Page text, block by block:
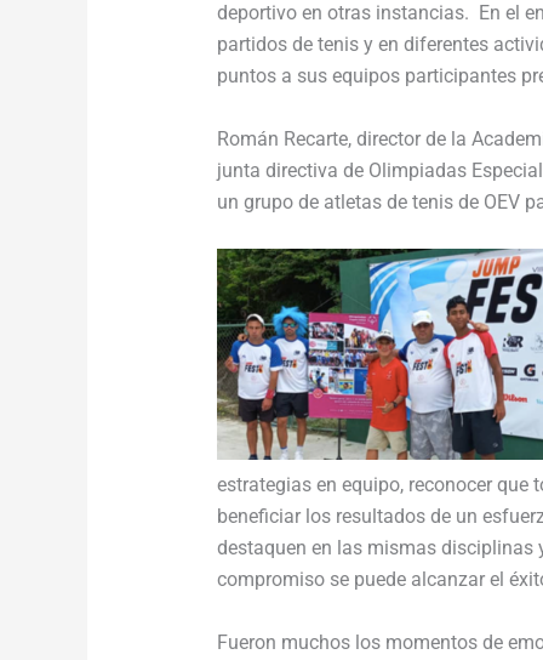
deportivo en otras instancias. En el
partidos de tenis y en diferentes
puntos a sus equipos participantes
Román Recarte, director de la
junta directiva de Olimpiadas
un grupo de atletas de tenis de OEV
estrategias en equipo, reconocer que
beneficiar los resultados de un
destaquen en las mismas disciplinas
compromiso se puede alcanzar el
Fueron muchos los momentos de